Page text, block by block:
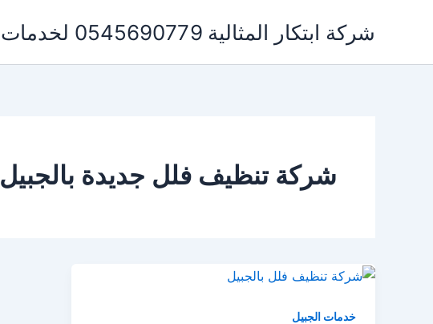
شركة ابتكار المثالية 0545690779 لخدمات التنظيف ومكافحة الحشرات
شركة تنظيف فلل جديدة بالجبيل
خدمات الجبيل